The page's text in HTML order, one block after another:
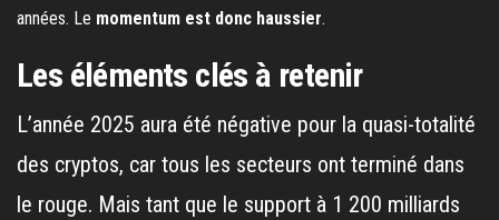
années. Le momentum est donc haussier.
Les éléments clés à retenir
L’année 2025 aura été négative pour la quasi-totalité
des cryptos, car tous les secteurs ont terminé dans
le rouge. Mais tant que le support à 1 200 milliards